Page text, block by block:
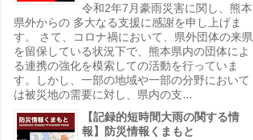
令和2年7月豪雨災害に関し、熊本
県外からの 多大なる支援に感謝を申し上げま
す。 さて、コロナ禍において、県外団体の来県
を留保している状況下で、熊本県内の団体によ
る連携の強化を模索しての活動を行っていま
す。しかし、一部の地域や一部の分野において
は被災地の需要に対し、県内の支...
【記録的短時間大雨の関する情
報】防災情報くまもと